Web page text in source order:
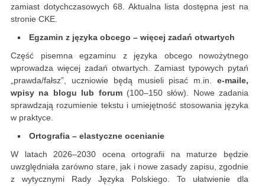
zamiast dotychczasowych 68. Aktualna lista dostępna jest na
stronie CKE.
Egzamin z języka obcego – więcej zadań otwartych
Część pisemna egzaminu z języka obcego nowożytnego
wprowadza więcej zadań otwartych. Zamiast typowych pytań
„prawda/fałsz”, uczniowie będą musieli pisać m.in. e‑maile,
wpisy na blogu lub forum(100–150 słów). Nowe zadania
sprawdzają rozumienie tekstu i umiejętność stosowania języka
w praktyce.
Ortografia – elastyczne ocenianie
W latach 2026–2030 ocena ortografii na maturze będzie
uwzględniała zarówno stare, jak i nowe zasady zapisu, zgodnie
z wytycznymi Rady Języka Polskiego. To ułatwienie dla